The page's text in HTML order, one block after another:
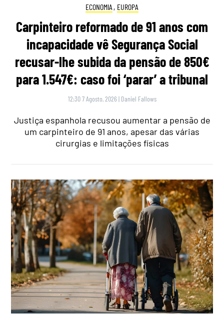
ECONOMIA , EUROPA
Carpinteiro reformado de 91 anos com
incapacidade vê Segurança Social
recusar-lhe subida da pensão de 850€
para 1.547€: caso foi ‘parar’ a tribunal
12:30 7 Agosto, 2026 | Daniel Fallows
Justiça espanhola recusou aumentar a pensão de
um carpinteiro de 91 anos, apesar das várias
cirurgias e limitações físicas